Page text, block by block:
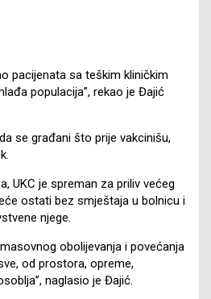
pacijenata sa teškim kliničkim
populacija”, rekao je Đajić
se građani što prije vakcinišu,
UKC je spreman za priliv većeg
ostati bez smještaja u bolnicu i
njege.
obolijevanja i povećanja
od prostora, opreme,
naglasio je Đajić.